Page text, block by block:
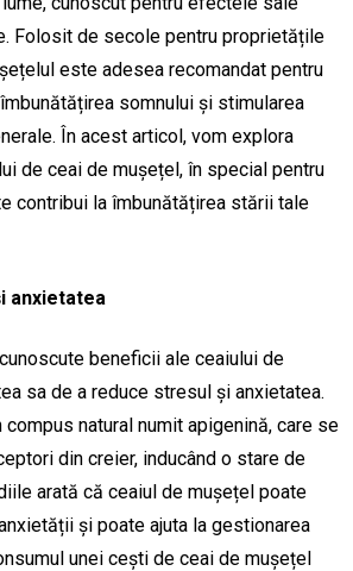
Folosit de secole pentru proprietățile
este adesea recomandat pentru
somnului și stimularea
În acest articol, vom explora
de ceai de mușețel, în special pentru
contribui la îmbunătățirea stării tale
anxietatea
beneficii ale ceaiului de
sa de a reduce stresul și anxietatea.
natural numit apigenină, care se
din creier, inducând o stare de
arată că ceaiul de mușețel poate
și poate ajuta la gestionarea
unei cești de ceai de mușețel